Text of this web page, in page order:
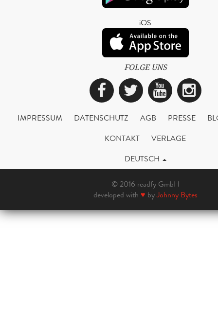
iOS
FOLGE UNS
Facebook
Twitter
IMPRESSUM DATENSCHUTZ AGB PRESSE
KONTAKT
VERLAGE
DEUTSCH
© 2016 readfy GmbH
developed with ♥ byJohnny Bytes